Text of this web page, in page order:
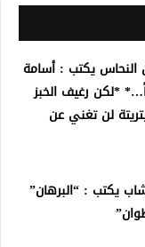
النحاس يكتب : أسامة
*لكن رغيف الخبز
لن تغني عن
يكتب : “البرهان”